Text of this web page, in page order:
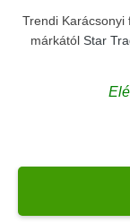
Trendi Karácsonyi
márkától Star